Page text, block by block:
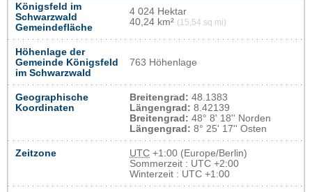
Königsfeld im
Schwarzwald
Gemeindefläche
4 024 Hektar
40,24 km² (15,54 sq mi)
Höhenlage der
Gemeinde Königsfeld
im Schwarzwald
763 Höhenlage
Geographische
Koordinaten
Breitengrad: 48.1383
Längengrad: 8.42139
Breitengrad: 48° 8' 18'' Norden
Längengrad: 8° 25' 17'' Osten
Zeitzone UTC +1:00 (Europe/Berlin)
Sommerzeit : UTC +2:00
Winterzeit : UTC +1:00